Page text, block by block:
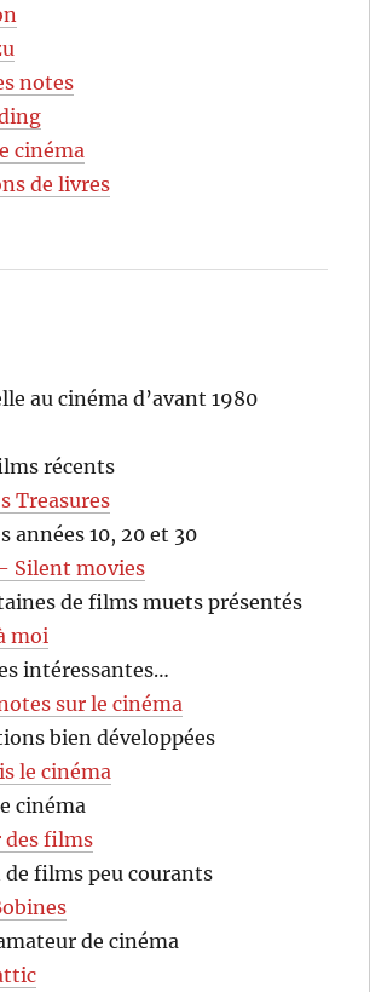
notes
cinéma
de livres
au cinéma d’avant 1980
récents
Treasures
années 10, 20 et 30
Silent movies
de films muets présentés
moi
intéressantes…
sur le cinéma
bien développées
le cinéma
cinéma
des films
de films peu courants
de cinéma